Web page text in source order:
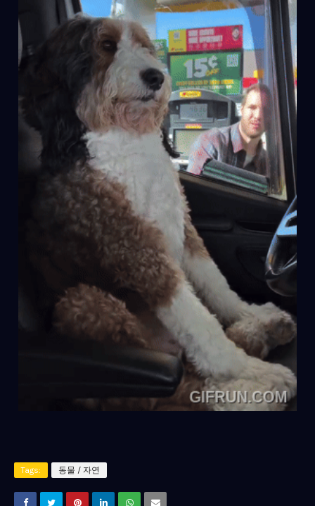
Tags: 동물 / 자연